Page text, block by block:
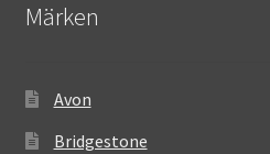
Märken
Avon
Bridgestone